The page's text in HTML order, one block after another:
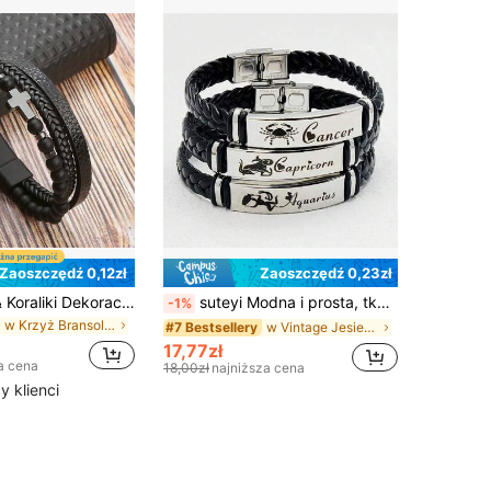
0,12zł
Skóra Krzyż & Koraliki Dekoracje Czarny obsydian Bransoletki
w Krzyż Bransoletki męskie
cena
klienci
Zaoszczędź 0,23zł
-1% suteyi Modna i prosta, tkana bransoletka w stylu vintage, bransoletka z gwiazdozbiorem urodzinowym, odpowiednia do noszenia na co dzień przez mężczyzn, może być również prezentem dla rodziny i przyjaciół lub prezentem świątecznym/urodzinowym dla chłopaka.
#7 Bestsellery w Vintage Jesień Bransoletki męskie
17,77zł
18,00zł najniższa cena